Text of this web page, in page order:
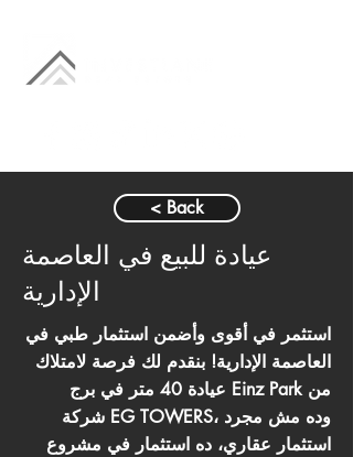
< Back
عيادة للبيع في العاصمة
الإدارية
استثمر في أقوى وأضمن استثمار طبي في
العاصمة الإدارية! بنقدم لك فرصة لامتلاك
عيادة 40 متر في برج Einz Park من
شركة EG TOWERS، وده مش مجرد
استثمار عقاري، ده استثمار في مشروع